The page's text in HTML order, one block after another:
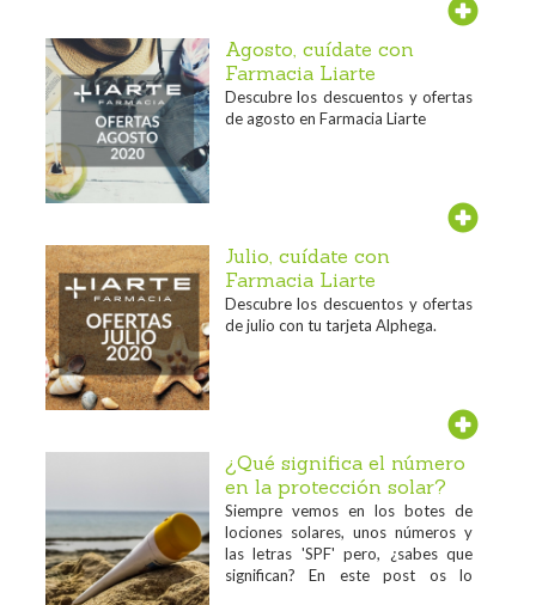
Agosto, cuídate con
Farmacia Liarte
Descubre los descuentos y ofertas
de agosto en Farmacia Liarte
Julio, cuídate con
Farmacia Liarte
Descubre los descuentos y ofertas
de julio con tu tarjeta Alphega.
¿Qué significa el número
en la protección solar?
Siempre vemos en los botes de
lociones solares, unos números y
las letras 'SPF' pero, ¿sabes que
significan? En este post os lo